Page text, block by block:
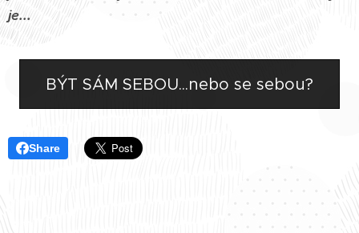
je...
BÝT SÁM SEBOU...nebo se sebou?
Share